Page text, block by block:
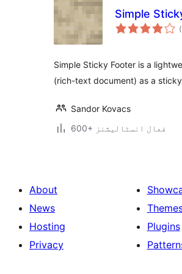
Simple
Simple Sticky Footer is a
(rich-text document) as a
Sandor Kovacs
600+ فعال انسٹالیشنز
About
News
Hosting
Privacy
Plugins